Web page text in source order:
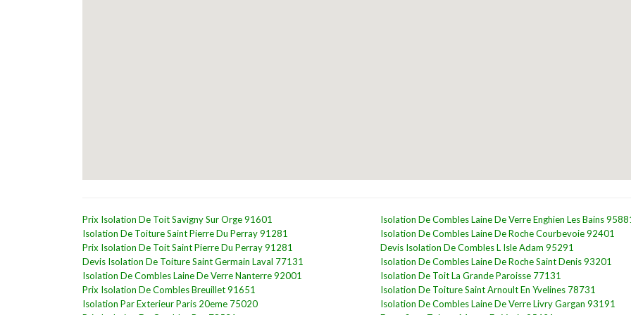
Prix Isolation De Toit Savigny Sur Orge 91601
Isolation De Toiture Saint Pierre Du Perray 91281
Prix Isolation De Toit Saint Pierre Du Perray 91281
Devis Isolation De Toiture Saint Germain Laval 77131
Isolation De Combles Laine De Verre Nanterre 92001
Prix Isolation De Combles Breuillet 91651
Isolation Par Exterieur Paris 20eme 75020
Isolation De Combles Laine De Verre Enghien Les Bains
Isolation De Combles Laine De Roche Courbevoie 92401
Devis Isolation De Combles L Isle Adam 95291
Isolation De Combles Laine De Roche Saint Denis 93201
Isolation De Toit La Grande Paroisse 77131
Isolation De Toiture Saint Arnoult En Yvelines 78731
Isolation De Combles Laine De Verre Livry Gargan 93191